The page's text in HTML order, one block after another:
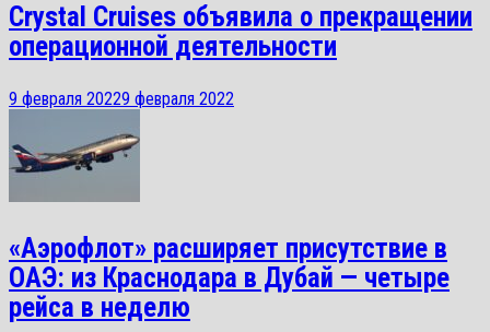
Crystal Cruises объявила о прекращении
операционной деятельности
9 февраля 20229 февраля 2022
«Аэрофлот» расширяет присутствие в
ОАЭ: из Краснодара в Дубай — четыре
рейса в неделю